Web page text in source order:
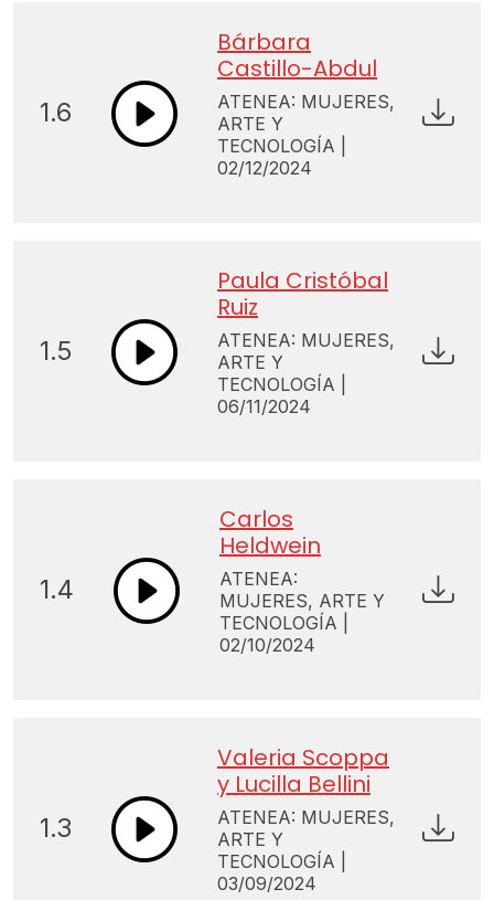
1.6
Bárbara
Castillo-Abdul
ATENEA: MUJERES,
ARTE Y
TECNOLOGÍA |
02/12/2024
1.5
Paula Cristóbal
Ruiz
ATENEA: MUJERES,
ARTE Y
TECNOLOGÍA |
06/11/2024
1.4
Carlos
Heldwein
ATENEA:
MUJERES, ARTE Y
TECNOLOGÍA |
02/10/2024
1.3
Valeria Scoppa
y Lucilla Bellini
ATENEA: MUJERES,
ARTE Y
TECNOLOGÍA |
03/09/2024